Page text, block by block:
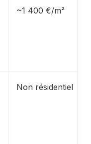
~1 400 €/m²
Non résidentiel